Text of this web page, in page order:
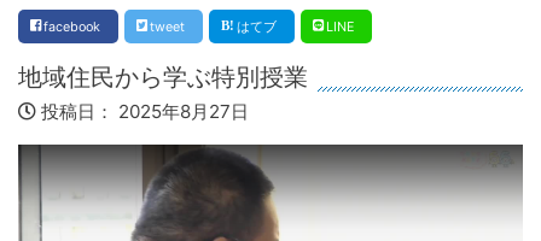
facebook tweet はてブ LINE
地域住民から学ぶ特別授業
投稿日： 2025年8月27日